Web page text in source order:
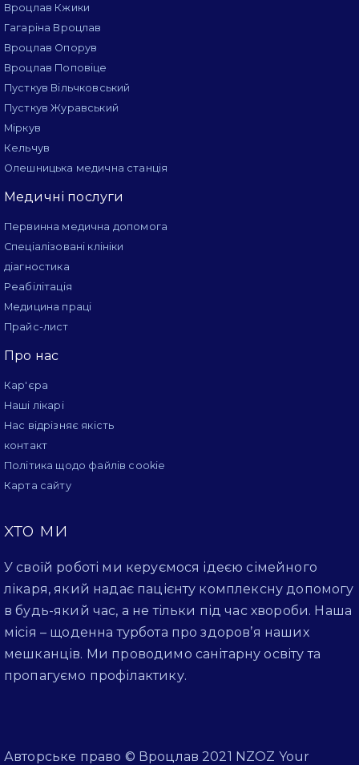
Вроцлав Кжики
Гагаріна Вроцлав
Вроцлав Опорув
Вроцлав Поповіце
Пусткув Вільчковський
Пусткув Журавський
Міркув
Кельчув
Олешницька медична станція
Медичні послуги
Первинна медична допомога
Спеціалізовані клініки
діагностика
Реабілітація
Медицина праці
Прайс-лист
Про нас
Кар'єра
Наші лікарі
Нас відрізняє якість
контакт
Політика щодо файлів cookie
Карта сайту
хто ми
У своїй роботі ми керуємося ідеєю сімейного
лікаря, який надає пацієнту комплексну допомогу
в будь-який час, а не тільки під час хвороби. Наша
місія – щоденна турбота про здоров’я наших
мешканців. Ми проводимо санітарну освіту та
пропагуємо профілактику.
Авторське право © Вроцлав 2021 NZOZ Your